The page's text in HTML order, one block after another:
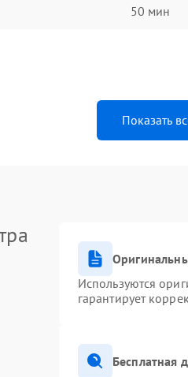
50 мин
Показать
Используются
гарантирует
Бесплатная